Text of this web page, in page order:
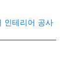
인테리어 공사